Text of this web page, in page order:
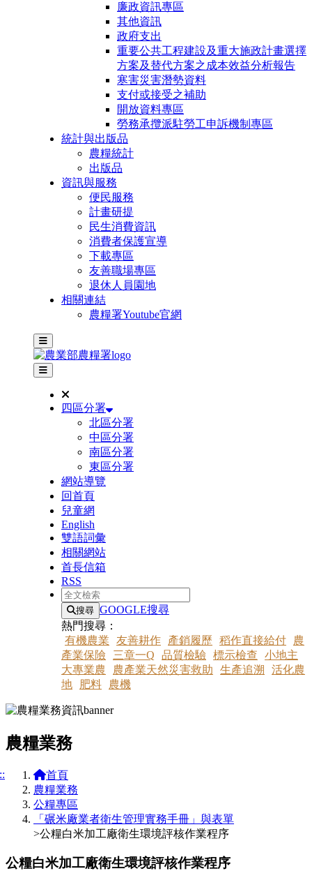
廉政資訊專區
其他資訊
政府支出
重要公共工程建設及重大施政計畫選擇
方案及替代方案之成本效益分析報告
寒害災害潛勢資料
支付或接受之補助
開放資料專區
勞務承攬派駐勞工申訴機制專區
統計與出版品
農糧統計
出版品
資訊與服務
便民服務
計畫研提
民生消費資訊
消費者保護宣導
下載專區
友善職場專區
退休人員園地
相關連結
農糧署Youtube官網
主選單
其他網站選單
四區分署
北區分署
中區分署
南區分署
東區分署
網站導覽
回首頁
兒童網
English
雙語詞彙
相關網站
首長信箱
RSS
全文檢索
搜尋 GOOGLE搜尋
熱門搜尋：
有機農業
友善耕作 產銷履歷 稻作直接給付
農
產業保險
三章一Q 品質檢驗 標示檢查
小地主
大專業農
農產業天然災害救助 生產追溯
活化農
地
肥料 農機
農糧業務
首頁
農糧業務
公糧專區
「碾米廠業者衛生管理實務手冊」與表單
>公糧白米加工廠衛生環境評核作業程序
公糧白米加工廠衛生環境評核作業程序